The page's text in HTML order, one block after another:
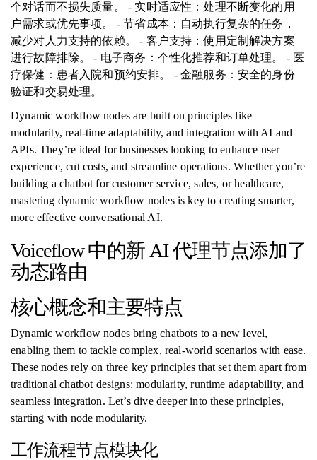
个对话而不损失质量。 - 实时适应性：处理不断变化的用
户需求或优先事项。 - 节省成本：自动执行复杂的任务，
减少对人力支持的依赖。 - 客户支持：使用定制解决方案
进行故障排除。 - 电子商务：个性化推荐和订单处理。 - 医
疗保健：患者入院和预约安排。 - 金融服务：安全的身份
验证和交易处理。
Dynamic workflow nodes are built on principles like
modularity, real-time adaptability, and integration with AI and
APIs. They’re ideal for businesses looking to enhance user
experience, cut costs, and streamline operations. Whether you’re
building a chatbot for customer service, sales, or healthcare,
mastering dynamic workflow nodes is key to creating smarter,
more effective conversational AI.
Voiceflow 中的新 AI 代理节点添加了
动态路由
核心概念和主要特点
Dynamic workflow nodes bring chatbots to a new level,
enabling them to tackle complex, real-world scenarios with ease.
These nodes rely on three key principles that set them apart from
traditional chatbot designs: modularity, runtime adaptability, and
seamless integration. Let’s dive deeper into these principles,
starting with node modularity.
工作流程节点模块化